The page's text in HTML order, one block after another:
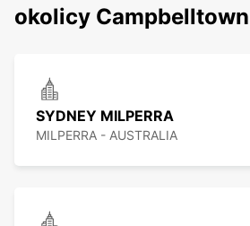
okolicy Campbelltown
SYDNEY MILPERRA
MILPERRA - AUSTRALIA